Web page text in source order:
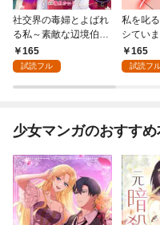
社交界の毒婦とよばれ
る私～素敵な辺境伯令
息に腕を折られたの
で、責任とってもらい
第1話
165
試読フル
私を叱
シてい
り］ 第
165
試読フ
少女マンガのおすすめ